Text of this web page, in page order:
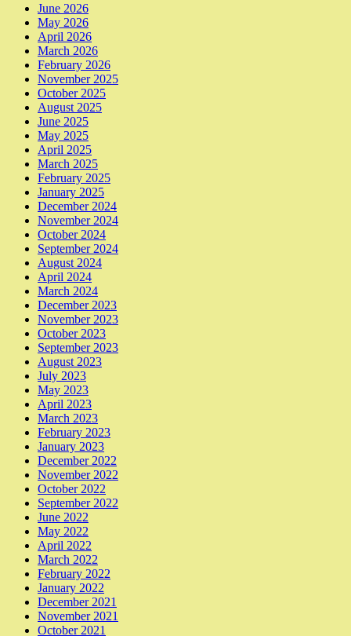
June 2026
May 2026
April 2026
March 2026
February 2026
November 2025
October 2025
August 2025
June 2025
May 2025
April 2025
March 2025
February 2025
January 2025
December 2024
November 2024
October 2024
September 2024
August 2024
April 2024
March 2024
December 2023
November 2023
October 2023
September 2023
August 2023
July 2023
May 2023
April 2023
March 2023
February 2023
January 2023
December 2022
November 2022
October 2022
September 2022
June 2022
May 2022
April 2022
March 2022
February 2022
January 2022
December 2021
November 2021
October 2021